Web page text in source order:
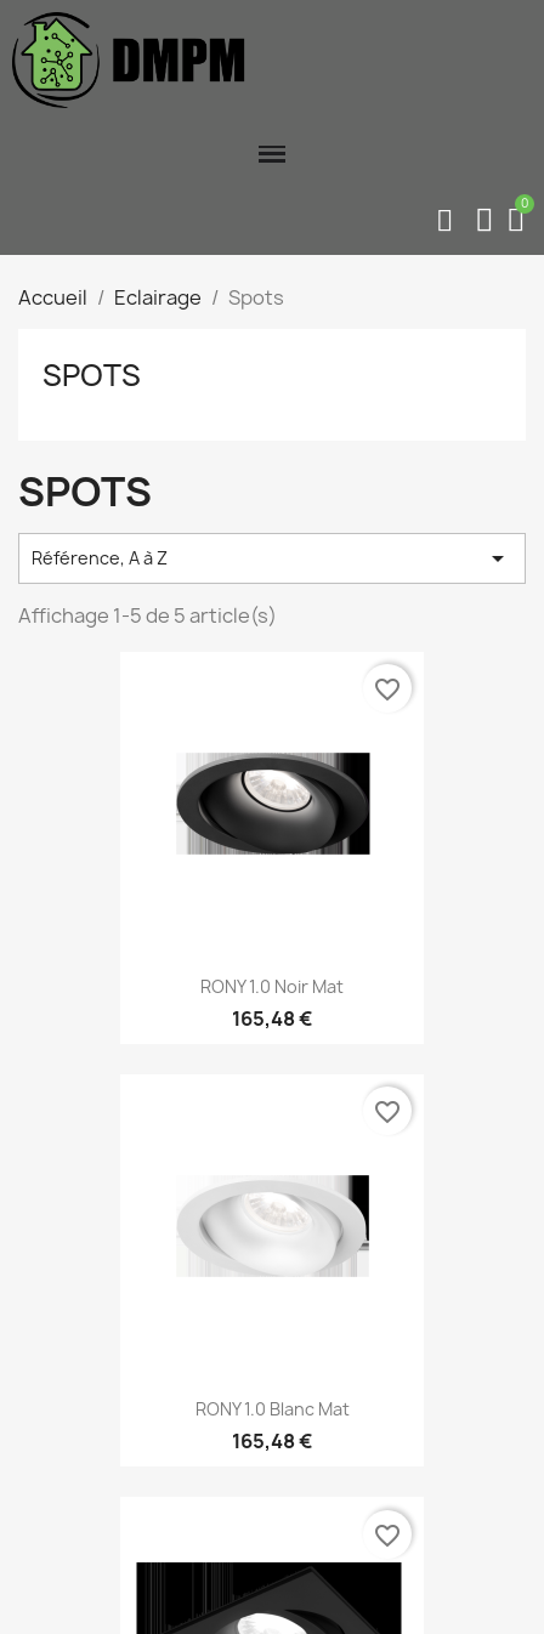
Accueil Eclairage Spots
SPOTS
SPOTS
Référence, A à Z 
Affichage 1-5 de 5 article(s)
RONY 1.0 Noir Mat
165,48 €
favorite_border
RONY 1.0 Blanc Mat
165,48 €
favorite_border
favorite_border